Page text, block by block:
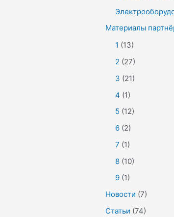
Материалы
1 (13)
2 (27)
3 (21)
4 (1)
5 (12)
6 (2)
7 (1)
8 (10)
9 (1)
Новости (7)
Статьи (74)